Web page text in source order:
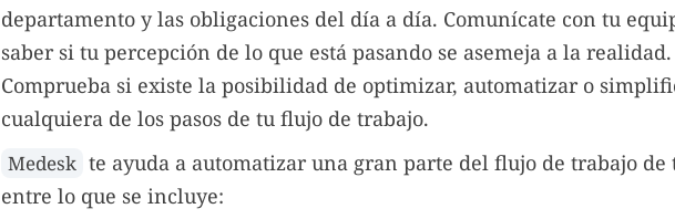
departamento y las obligaciones del día a día. Comunícate con tu
saber si tu percepción de lo que está pasando se asemeja a la realidad.
Comprueba si existe la posibilidad de optimizar, automatizar o
cualquiera de los pasos de tu flujo de trabajo.
Medesk te ayuda a automatizar una gran parte del flujo de trabajo
entre lo que se incluye: